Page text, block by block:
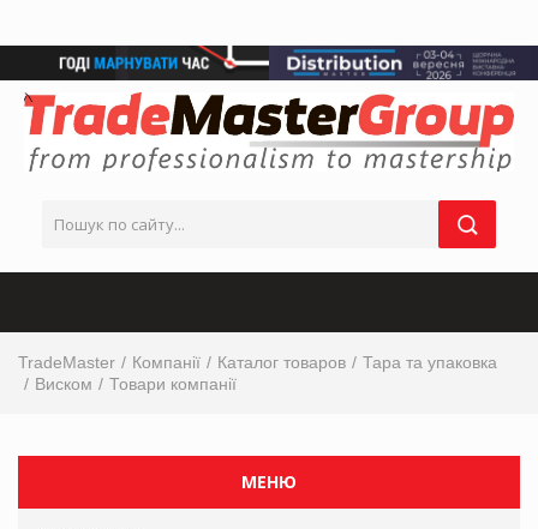
TradeMaster Компанії Каталог товаров
Тара та упаковка
Виском
Товари компанії
МЕНЮ